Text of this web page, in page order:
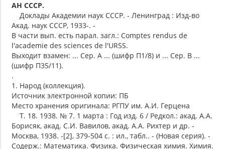
АН СССР.
Доклады Академии наук СССР. - Ленинград : Изд-во
Акад. наук СССР, 1933-. -
В части вып. есть парал. загл.: Comptes rendus de
l'academie des sciences de l'URSS.
Выходит взамен: ... Сер. А ... (шифр П1/8) и ... Сер. В ...
(шифр П35/11).
.
1. Народ (коллекция).
Источник электронной копии: ПБ
Место хранения оригинала: РГПУ им. А.И. Герцена
Т. 18. 1938. № 7. 1 марта : Год изд. 6 / Редкол.: акад. А.А.
Борисяк, акад. С.И. Вавилов, акад. А.А. Рихтер и др. -
Москва, 1938. -[2], 379-504 с. : ил., табл.. - (Новая серия). -
Содерж.: Математика. Физика. Физическая химия. Химия.